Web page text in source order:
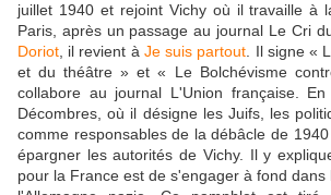
juillet 1940 et rejoint Vichy où il travaille à
Paris, après un passage au journal Le Cri
Doriot , il revient à Je suis partout . Il signe «
et du théâtre » et « Le Bolchévisme
collabore au journal L'Union française.
Décombres, où il désigne les Juifs, les
comme responsables de la débâcle de
épargner les autorités de Vichy. Il y
pour la France est de s'engager à fond